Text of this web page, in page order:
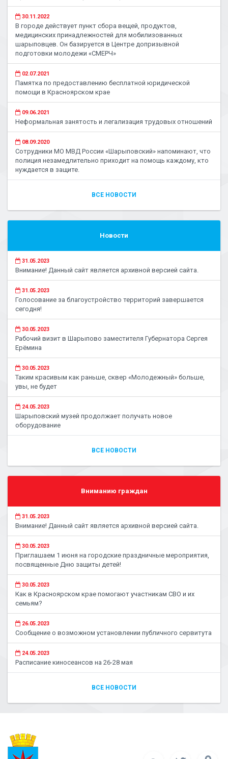
30.11.2022
В городе действует пункт сбора вещей, продуктов,
медицинских принадлежностей для мобилизованных
шарыповцев. Он базируется в Центре допризывной
подготовки молодежи «СМЕРЧ»
02.07.2021
Памятка по предоставлению бесплатной юридической
помощи в Красноярском крае
09.06.2021
Неформальная занятость и легализация трудовых отношений
08.09.2020
Сотрудники МО МВД России «Шарыповский» напоминают, что
полиция незамедлительно приходит на помощь каждому, кто
нуждается в защите.
ВСЕ НОВОСТИ
Новости
31.05.2023
Внимание! Данный сайт является архивной версией сайта.
31.05.2023
Голосование за благоустройство территорий завершается
сегодня!
30.05.2023
Рабочий визит в Шарыпово заместителя Губернатора Сергея
Ерёмина
30.05.2023
Таким красивым как раньше, сквер «Молодежный» больше,
увы, не будет
24.05.2023
Шарыповский музей продолжает получать новое
оборудование
ВСЕ НОВОСТИ
Вниманию граждан
31.05.2023
Внимание! Данный сайт является архивной версией сайта.
30.05.2023
Приглашаем 1 июня на городские праздничные мероприятия,
посвященные Дню защиты детей!
30.05.2023
Как в Красноярском крае помогают участникам СВО и их
семьям?
26.05.2023
Сообщение о возможном установлении публичного сервитута
24.05.2023
Расписание киносеансов на 26-28 мая
ВСЕ НОВОСТИ